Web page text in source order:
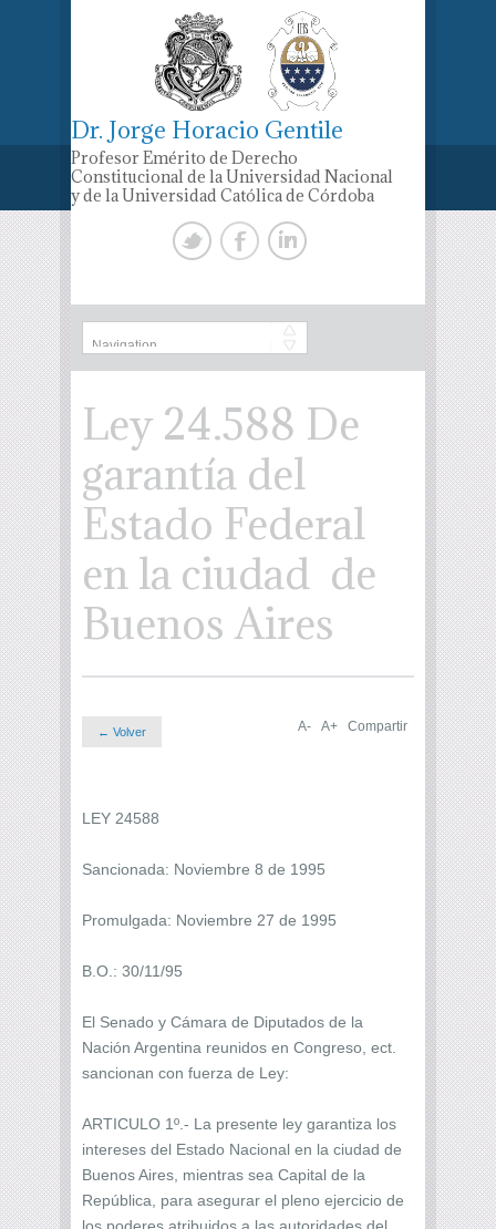
Dr. Jorge Horacio Gentile
Profesor Emérito de Derecho
Constitucional de la Universidad Nacional
y de la Universidad Católica de Córdoba
Ley 24.588 De
garantía del
Estado Federal
en la ciudad de
Buenos Aires
← Volver A- A+ Compartir
LEY 24588
Sancionada: Noviembre 8 de 1995
Promulgada: Noviembre 27 de 1995
B.O.: 30/11/95
El Senado y Cámara de Diputados de la
Nación Argentina reunidos en Congreso, ect.
sancionan con fuerza de Ley:
ARTICULO 1º.- La presente ley garantiza los
intereses del Estado Nacional en la ciudad de
Buenos Aires, mientras sea Capital de la
República, para asegurar el pleno ejercicio de
los poderes atribuidos a las autoridades del